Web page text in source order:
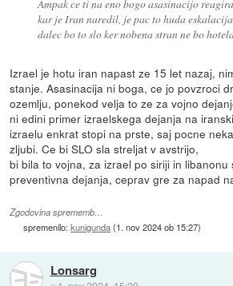
Ampak ce ti na eno bogo asasinacijo
kar je Iran naredil, je pac to huda
dalec bo to slo ker nobena stran ne bo
Izrael je hotu iran napast ze 15 let nazaj,
stanje. Asasinacija ni boga, ce jo povzroci
ozemlju, ponekod velja to ze za vojno
ni edini primer izraelskega dejanja na
izraelu enkrat stopi na prste, saj pocne
zljubi. Ce bi SLO sla streljat v avstrijo,
bi bila to vojna, za izrael po siriji in libanonu
preventivna dejanja, ceprav gre za napad
Zgodovina sprememb…
spremenilo:kunigunda(1. nov 2024 ob 15:27)
Lonsarg